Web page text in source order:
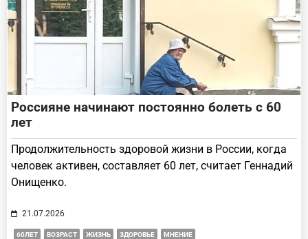
Россияне начинают постоянно болеть с 60
лет
Продолжительность здоровой жизни в России, когда
человек активен, составляет 60 лет, считает Геннадий
Онищенко.
21.07.2026
60ЛЕТ ВОЗРАСТ ЖИЗНЬ ЗДОРОВЬЕ МНЕНИЕ